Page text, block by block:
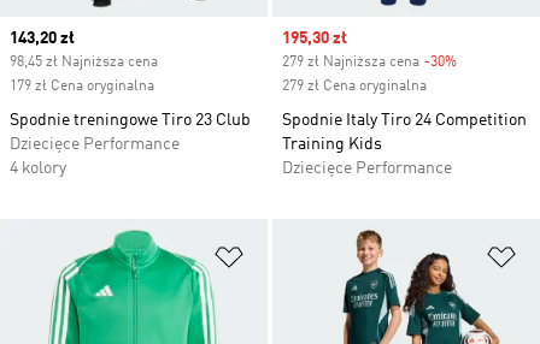
Current price
143,20 zł
98,45 zł Najniższa cena
179 zł Cena oryginalna
Spodnie treningowe Tiro 23 Club
Dziecięce Performance
4 kolory
Sale price
195,30 zł
279 zł Najniższa cena -30%
279 zł Cena oryginalna
Spodnie Italy Tiro 24 Competition
Training Kids
Dziecięce Performance
Dodaj do listy życzeń